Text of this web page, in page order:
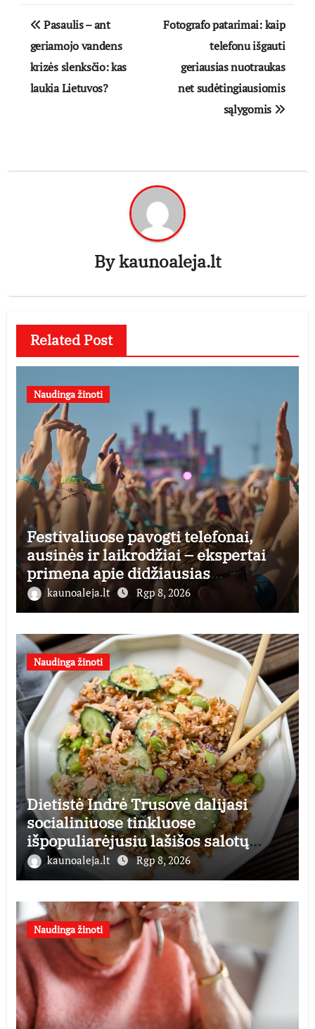
Navigacija
tarp
įrašų
Pasaulis – ant
geriamojo vandens
krizės slenksčio: kas
laukia Lietuvos?
Fotografo patarimai: kaip
telefonu išgauti
geriausias nuotraukas
net sudėtingiausiomis
sąlygomis
Bykaunoaleja.lt
Related Post
Naudinga žinoti
Festivaliuose pavogti telefonai,
ausinės ir laikrodžiai – ekspertai
primena apie didžiausias
finansines rizikas
kaunoaleja.lt Rgp 8, 2026
Naudinga žinoti
Dietistė Indrė Trusovė dalijasi
socialiniuose tinkluose
išpopuliarėjusiu lašišos salotų
receptu
kaunoaleja.lt Rgp 8, 2026
Naudinga žinoti